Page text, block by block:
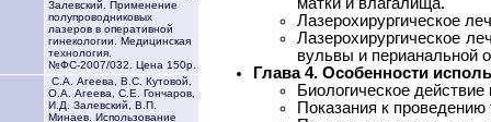
Залевский. Применение
полупроводниковых
лазеров в оперативной
гинекологии. Медицинская
технология.
№ФС-2007/032. Цена 150р.
С.А. Агеева, В.С. Кутовой,
О.А. Агеева, С.Е. Гончаров,
И.Д. Залевский, В.П.
Минаев. Использование
Лазерохирургическое
Лазерохирургическое
вульвы и перианальной
Глава 4. Особенности
Биологическое
Показания к